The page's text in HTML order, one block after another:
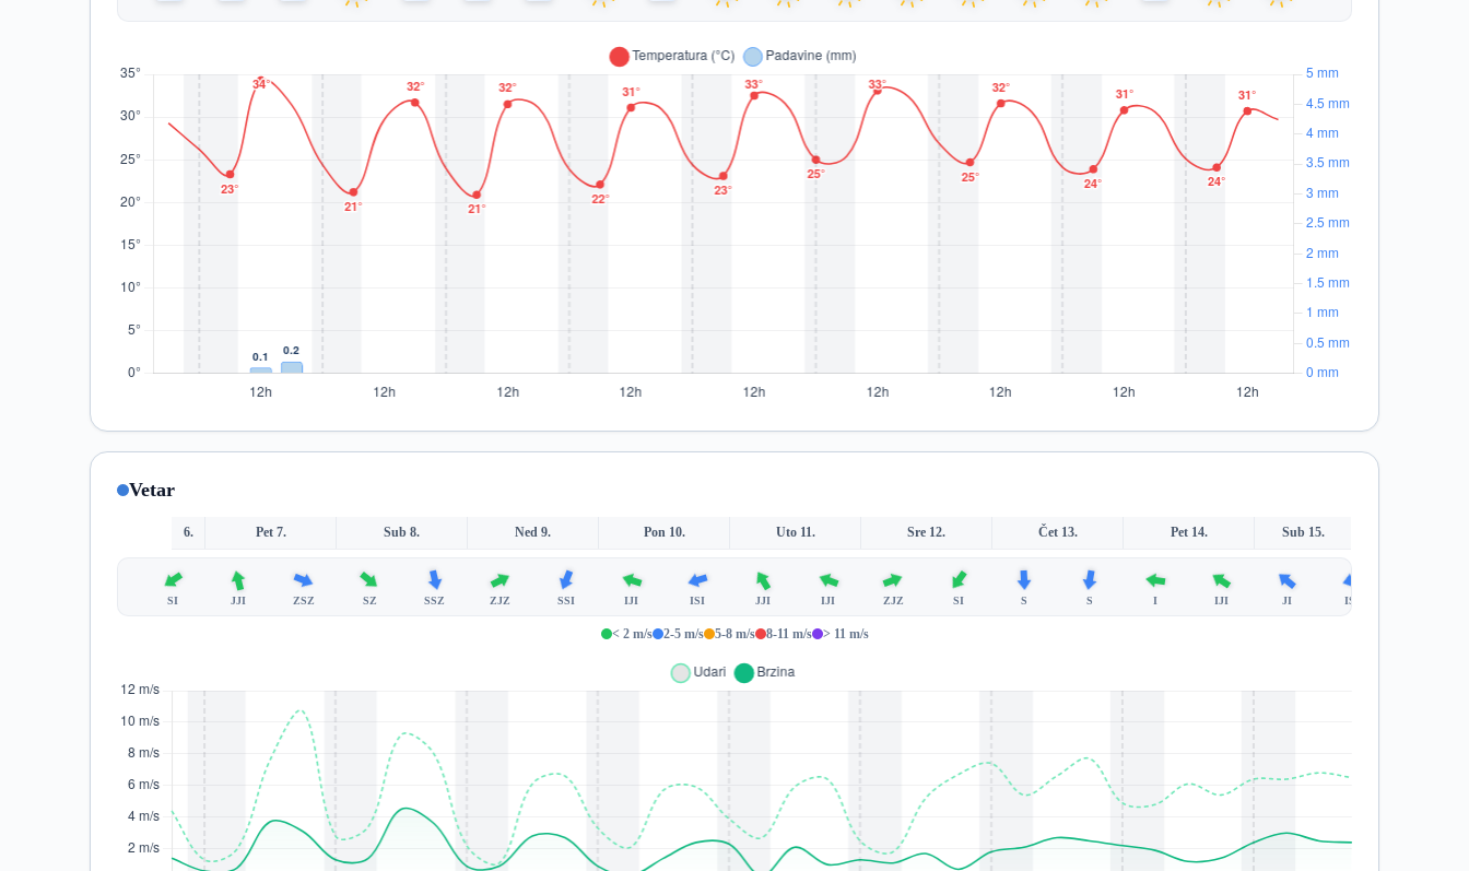
Vetar
6. Pet 7. Sub 8. Ned 9. Pon 10. Uto 11. Sre 12. Čet 13. Pet 14. Sub 15.
SI JJI ZSZ SZ SSZ ZJZ SSI IJI ISI JJI IJI ZJZ SI S S I IJI JI ISI
< 2 m/s 2-5 m/s 5-8 m/s 8-11 m/s > 11 m/s